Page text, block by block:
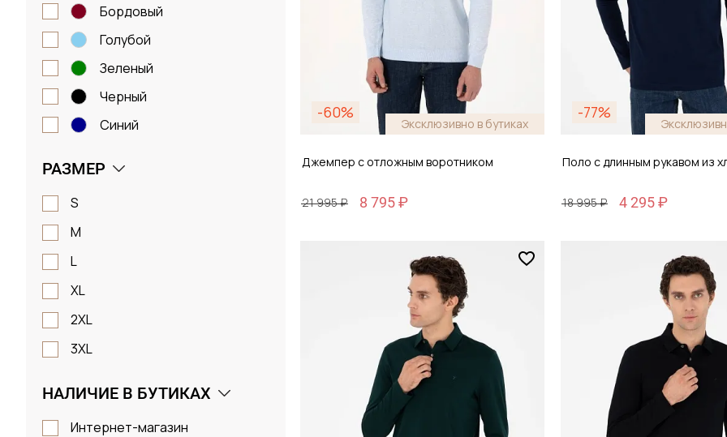
бордовый
голубой
зеленый
черный
синий
РАЗМЕР
S
M
L
XL
2XL
3XL
НАЛИЧИЕ В БУТИКАХ
Интернет-магазин
-60%
Эксклюзивно в бутиках
Джемпер с отложным воротником
21 995 ₽ 8 795 ₽
Добавить в корзину
-77%
Поло с длинным рукавом из
18 995 ₽ 4 295 ₽
Добавить в